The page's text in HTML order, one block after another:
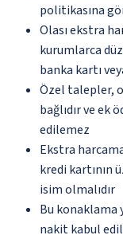
politikasına
Olası ekstra
kurumlarca
banka kartı
Özel talepler,
bağlıdır ve
edilemez
Ekstra
kredi kartının
isim olmalıdır
Bu konaklama
nakit kabul